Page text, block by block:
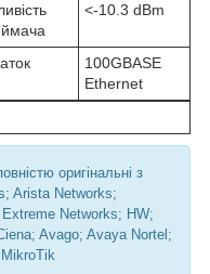
<-10.3 dBm
100GBASE
Ethernet
оригінальні з
Arista Networks;
Networks; HW;
Avago; Avaya Nortel;